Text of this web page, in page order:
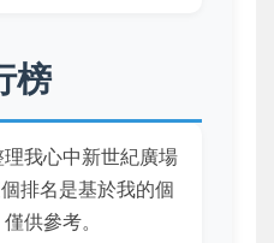
榜
我心中新世紀廣場
排名是基於我的個
供參考。